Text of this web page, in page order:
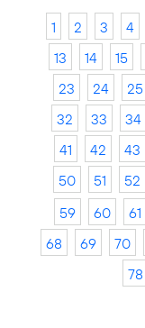
1 2 3 4
13
14 15
23
24 25
32
33 34
41
42 43
50
51 52
59
60 61
68
69 70
78